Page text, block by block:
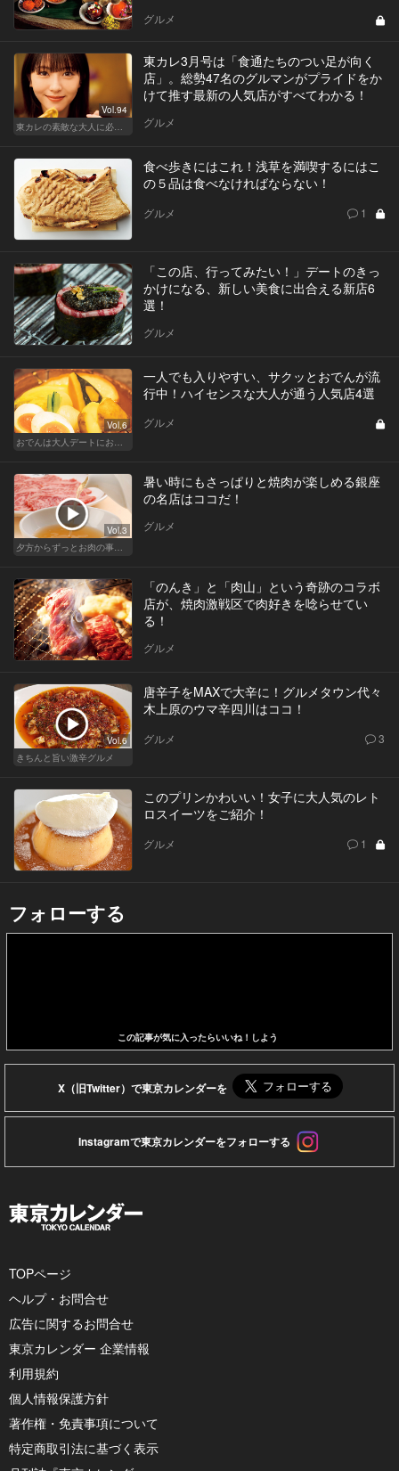
グルメ
Vol.94
東カレの素敵な大人に必要なこと
東カレ3月号は「食通たちのつい足が向く
店」。総勢47名のグルマンがプライドをか
けて推す最新の人気店がすべてわかる！
グルメ
食べ歩きにはこれ！浅草を満喫するにはこ
の５品は食べなければならない！
グルメ 1
「この店、行ってみたい！」デートのきっ
かけになる、新しい美食に出合える新店6
選！
グルメ
Vol.6
おでんは大人デートにおすすめ！ふたりで温まろう
一人でも入りやすい、サクッとおでんが流
行中！ハイセンスな大人が通う人気店4選
グルメ
Vol.3
夕方からずっとお肉の事を考えてる貴方へ
暑い時にもさっぱりと焼肉が楽しめる銀座
の名店はココだ！
グルメ
「のんき」と「肉山」という奇跡のコラボ
店が、焼肉激戦区で肉好きを唸らせてい
る！
グルメ
Vol.6
きちんと旨い激辛グルメ
唐辛子をMAXで大辛に！グルメタウン代々
木上原のウマ辛四川はココ！
グルメ 3
このプリンかわいい！女子に大人気のレト
ロスイーツをご紹介！
グルメ 1
フォローする
この記事が気に入ったらいいね！しよう
X（旧Twitter）で東京カレンダーを
Instagramで東京カレンダーをフォローする
TOPページ
ヘルプ・お問合せ
広告に関するお問合せ
東京カレンダー 企業情報
利用規約
個人情報保護方針
著作権・免責事項について
特定商取引法に基づく表示